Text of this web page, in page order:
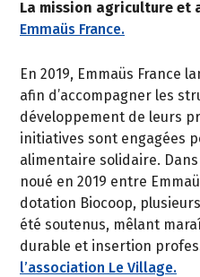
La mission agriculture et
Emmaüs France.
En 2019, Emmaüs France
afin d’accompagner les
développement de leurs
initiatives sont engagées
alimentaire solidaire.
noué en 2019 entre
dotation Biocoop,
été soutenus, mêlant
durable et insertion
l’association Le Village.